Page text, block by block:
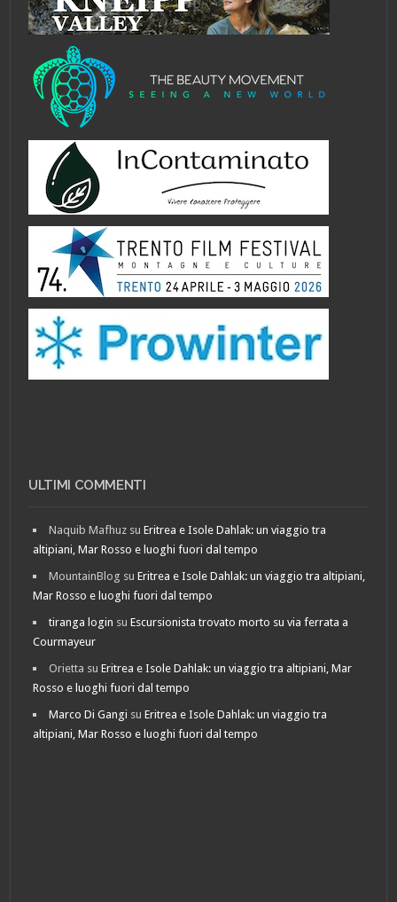
ULTIMI COMMENTI
Naquib Mafhuz suEritrea e Isole Dahlak: un viaggio tra
altipiani, Mar Rosso e luoghi fuori dal tempo
MountainBlog suEritrea e Isole Dahlak: un viaggio tra altipiani,
Mar Rosso e luoghi fuori dal tempo
tiranga login suEscursionista trovato morto su via ferrata a
Courmayeur
Orietta suEritrea e Isole Dahlak: un viaggio tra altipiani, Mar
Rosso e luoghi fuori dal tempo
Marco Di Gangi suEritrea e Isole Dahlak: un viaggio tra
altipiani, Mar Rosso e luoghi fuori dal tempo